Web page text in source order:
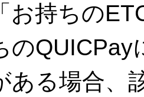
お持ちの
の
ある場合、